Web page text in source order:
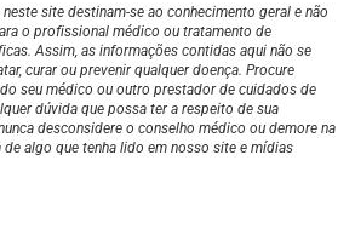
site destinam-se ao conhecimento geral e não
o profissional médico ou tratamento de
Assim, as informações contidas aqui não se
curar ou prevenir qualquer doença. Procure
seu médico ou outro prestador de cuidados de
dúvida que possa ter a respeito de sua
desconsidere o conselho médico ou demore na
algo que tenha lido em nosso site e mídias